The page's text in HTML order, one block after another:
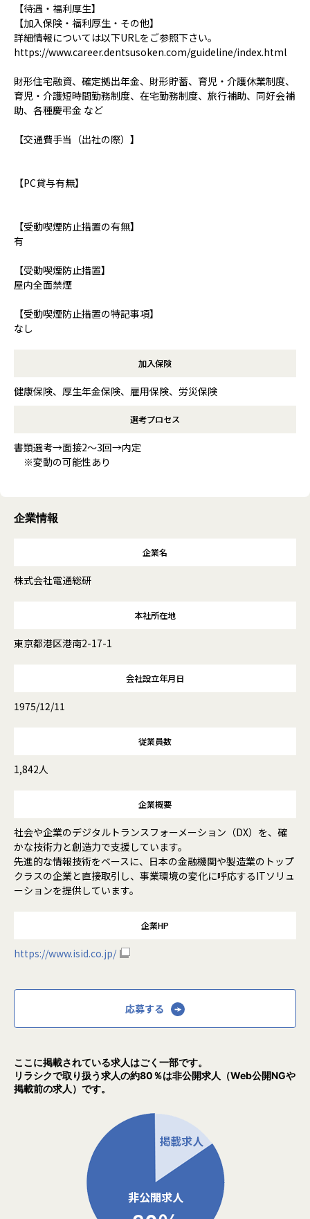
【待遇・福利厚生】
【加入保険・福利厚生・その他】
詳細情報については以下URLをご参照下さい。
https://www.career.dentsusoken.com/guideline/index.html
財形住宅融資、確定拠出年金、財形貯蓄、育児・介護休業制度、
育児・介護短時間勤務制度、在宅勤務制度、旅行補助、同好会補
助、各種慶弔金 など
【交通費手当（出社の際）】
【PC貸与有無】
【受動喫煙防止措置の有無】
有
【受動喫煙防止措置】
屋内全面禁煙
【受動喫煙防止措置の特記事項】
なし
加入保険
健康保険、厚生年金保険、雇用保険、労災保険
選考プロセス
書類選考→面接2～3回→内定
※変動の可能性あり
企業情報
企業名
株式会社電通総研
本社所在地
東京都港区港南2-17-1
会社設立年月日
1975/12/11
従業員数
1,842人
企業概要
社会や企業のデジタルトランスフォーメーション（DX）を、確
かな技術力と創造力で支援しています。
先進的な情報技術をベースに、日本の金融機関や製造業のトップ
クラスの企業と直接取引し、事業環境の変化に呼応するITソリュ
ーションを提供しています。
企業HP
https://www.isid.co.jp/
応募する
ここに掲載されている求人はごく一部です。
リラシクで取り扱う求人の約80％は非公開求人（Web公開NGや
掲載前の求人）です。